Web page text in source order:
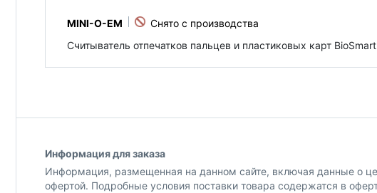
MINI-O-EM
Считыватель отпечатков пальцев и пластиковых карт
Информация для заказа
Информация, размещенная на данном сайте, включая данные о
офертой. Подробные условия поставки товара содержатся в